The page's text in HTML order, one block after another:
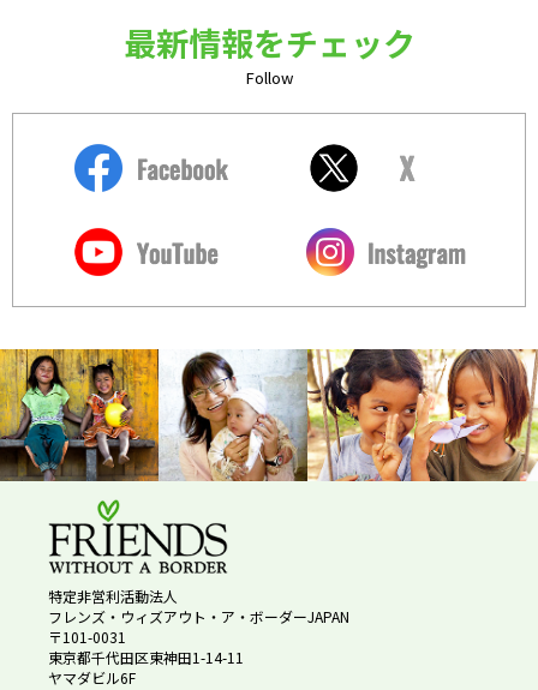
最新情報をチェック
Follow
特定非営利活動法人
フレンズ・ウィズアウト・ア・ボーダーJAPAN
〒101-0031
東京都千代田区東神田1-14-11
ヤマダビル6F